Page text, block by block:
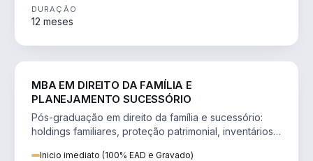
DURAÇÃO
12 meses
MBA EM DIREITO DA FAMÍLIA E
PLANEJAMENTO SUCESSÓRIO
Pós-graduação em direito da família e sucessório:
holdings familiares, proteção patrimonial, inventários
Inicio imediato (100% EAD e Gravado)